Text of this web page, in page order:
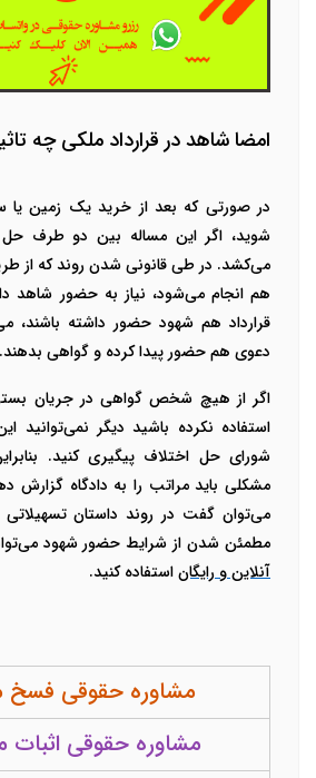
امضا شاهد در قرارداد ملکی چه
در صورتی که بعد از خرید یک زمین یا
شوید، اگر این مساله بین دو طرف حل
می‌کشد. در طی قانونی شدن روند که از
هم انجام می‌شود، نیاز به حضور شاهد
قرارداد هم شهود حضور داشته باشند،
دعوی هم حضور پیدا کرده و گواهی بدهند.
اگر از هیچ شخص گواهی در جریان
استفاده نکرده باشید دیگر نمی‌توانید
شورای حل اختلاف پیگیری کنید.
مشکلی باید مراتب را به دادگاه گزارش
می‌توان گفت در روند داستان تسهیلاتی
مطمئن شدن از شرایط حضور شهود
آنلاین و رایگاناستفاده کنید.
مشاوره حقوقی فسخ
مشاوره حقوقی اثبات